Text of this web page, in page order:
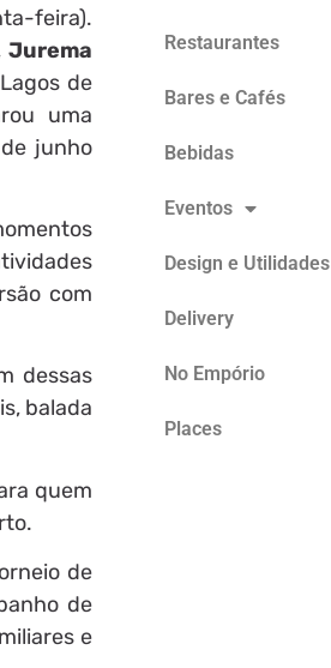
feira).
Jurema
de
uma
junho
com
dessas
balada
quem
de
de
e
Restaurantes
Bares e Cafés
Bebidas
Eventos
Design e Utilidades
Delivery
No Empório
Places